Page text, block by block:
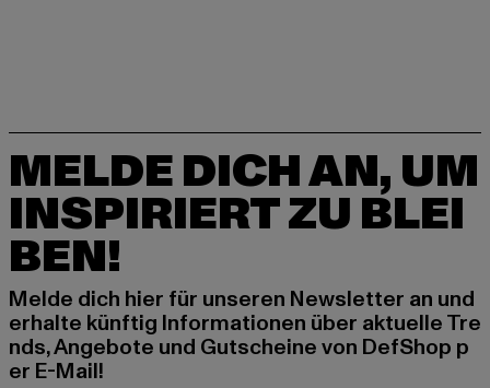
MELDE DICH AN, UM
INSPIRIERT ZU BLEI
BEN!
Melde dich hier für unseren Newsletter an und
erhalte künftig Informationen über aktuelle Tre
nds, Angebote und Gutscheine von DefShop p
er E-Mail!